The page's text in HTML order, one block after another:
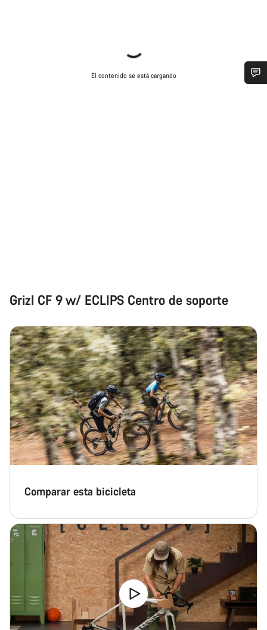
El contenido se está cargando
Grizl CF 9 w/ ECLIPS Centro de soporte
Comparar esta bicicleta